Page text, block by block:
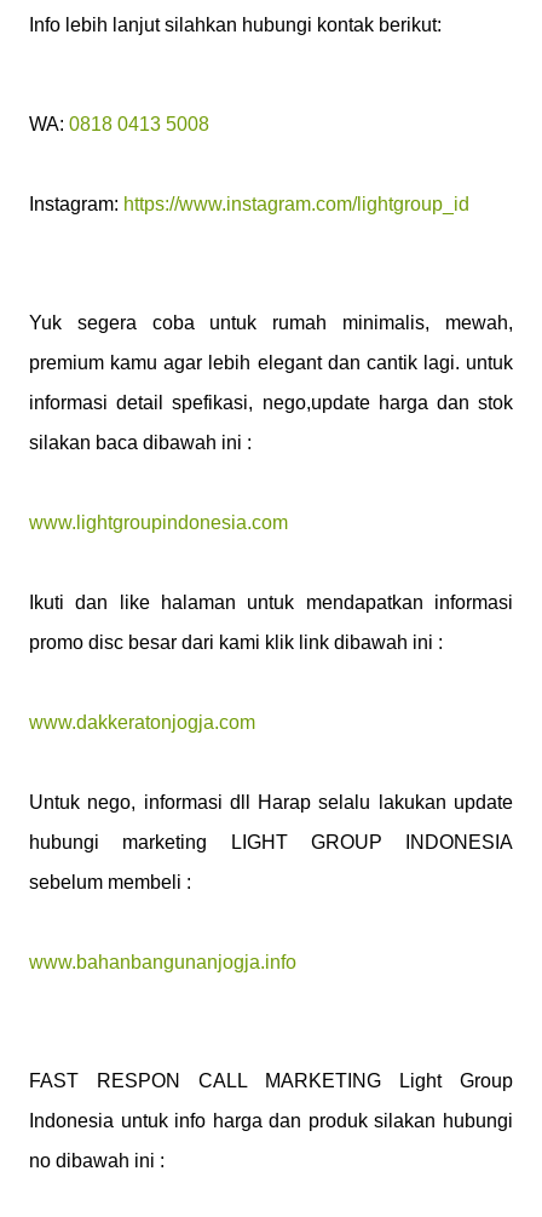
Info lebih lanjut silahkan hubungi kontak berikut:
WA: 0818 0413 5008
Instagram: https://www.instagram.com/lightgroup_id
Yuk segera coba untuk rumah minimalis, mewah,
premium kamu agar lebih elegant dan cantik lagi. untuk
informasi detail spefikasi, nego,update harga dan stok
silakan baca dibawah ini :
www.lightgroupindonesia.com
Ikuti dan like halaman untuk mendapatkan informasi
promo disc besar dari kami klik link dibawah ini :
www.dakkeratonjogja.com
Untuk nego, informasi dll Harap selalu lakukan update
hubungi marketing LIGHT GROUP INDONESIA
sebelum membeli :
www.bahanbangunanjogja.info
FAST RESPON CALL MARKETING Light Group
Indonesia untuk info harga dan produk silakan hubungi
no dibawah ini :